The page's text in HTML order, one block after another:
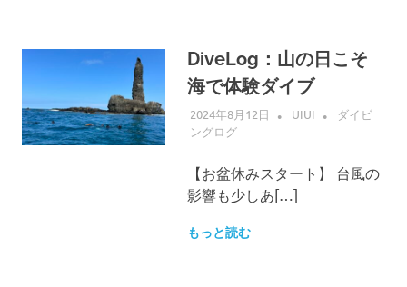
DiveLog：山の日こそ
海で体験ダイブ
2024年8月12日 UIUI
ダイビ
ングログ
【お盆休みスタート】 台風の
影響も少しあ[…]
もっと読む